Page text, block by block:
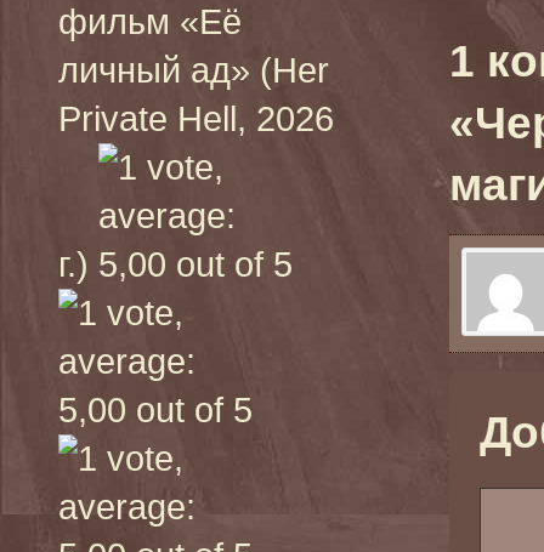
фильм «Её
личный ад» (Her
Private Hell, 2026
г.)
1